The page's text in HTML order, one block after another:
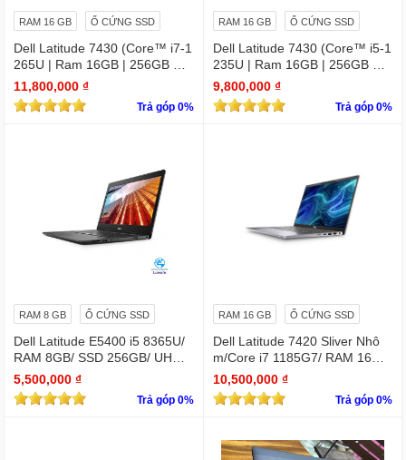
RAM 16 GB Ổ CỨNG SSD
Dell Latitude 7430 (Core™ i7-1
265U | Ram 16GB | 256GB SS
D | 14.0inch FHD)
11,800,000 ₫
Trả góp 0%
RAM 16 GB Ổ CỨNG SSD
Dell Latitude 7430 (Core™ i5-1
235U | Ram 16GB | 256GB SS
D | 14.0inch FHD)
9,800,000 ₫
Trả góp 0%
RAM 8 GB Ổ CỨNG SSD
Dell Latitude E5400 i5 8365U/
RAM 8GB/ SSD 256GB/ UHD
Graphics 620/ 14 INCH FHD
5,500,000 ₫
Trả góp 0%
RAM 16 GB Ổ CỨNG SSD
Dell Latitude 7420 Sliver Nhô
m/Core i7 1185G7/ RAM 16Gb/
SSD Nvme 256Gb/LCD 14' FH
D 1920 x 1080/ Like new / WIN
bản quyền
10,500,000 ₫
Trả góp 0%